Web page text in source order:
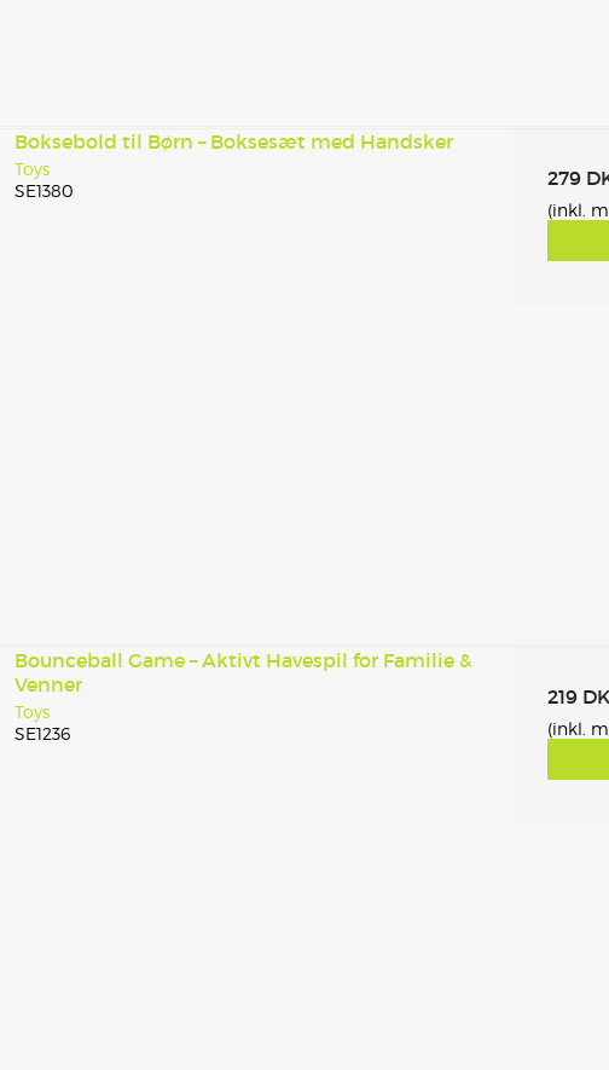
Boksebold til Børn – Boksesæt med Handsker
Toys
SE1380
279
(inkl.
Bounceball Game – Aktivt Havespil for Familie &
Venner
Toys
SE1236
219
(inkl.